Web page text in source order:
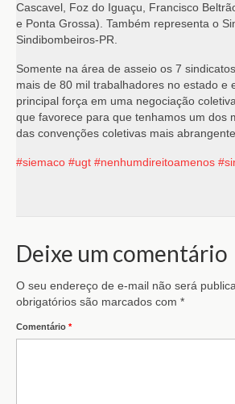
Cascavel, Foz do Iguaçu, Francisco
e Ponta Grossa). Também representa o
Sindibombeiros-PR.
Somente na área de asseio os 7
mais de 80 mil trabalhadores no estado e
principal força em uma negociação
que favorece para que tenhamos um dos
das convenções coletivas mais
#siemaco #ugt #nenhumdireitoamenos
Deixe um comentário
O seu endereço de e-mail não será
obrigatórios são marcados com *
Comentário *